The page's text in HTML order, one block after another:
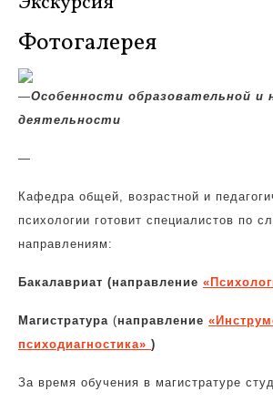
Фотогалерея
—Особенности образовательной и
деятельности
—
Кафедра общей, возрастной и
психологии готовит специалистов по
направлениям:
Бакалавриат (направление
Магистратура (направление
психодиагностика» )
За время обучения в магистратуре